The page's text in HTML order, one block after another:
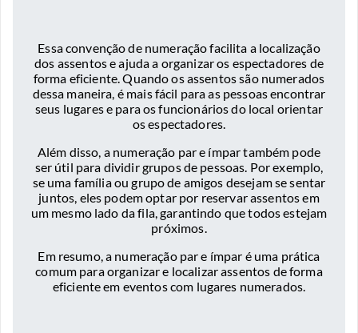
Essa convenção de numeração facilita a localização
dos assentos e ajuda a organizar os espectadores de
forma eficiente. Quando os assentos são numerados
dessa maneira, é mais fácil para as pessoas encontrar
seus lugares e para os funcionários do local orientar
os espectadores.
Além disso, a numeração par e ímpar também pode
ser útil para dividir grupos de pessoas. Por exemplo,
se uma família ou grupo de amigos desejam se sentar
juntos, eles podem optar por reservar assentos em
um mesmo lado da fila, garantindo que todos estejam
próximos.
Em resumo, a numeração par e ímpar é uma prática
comum para organizar e localizar assentos de forma
eficiente em eventos com lugares numerados.